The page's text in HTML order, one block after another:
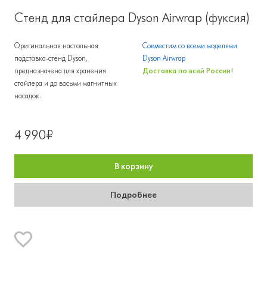
Стенд для стайлера Dyson Airwrap (фуксия)
Оригинальная настольная
подставка-стенд Dyson,
предназначена для хранения
стайлера и до восьми магнитных
насадок.
Совместим со всеми моделями
Dyson Airwrap
Доставка по всей России!
4 990₽
В корзину
Подробнее